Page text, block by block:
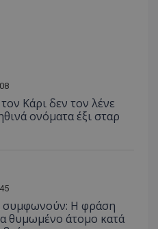
Κάρι δεν τον λένε
ονόματα έξι σταρ
συμφωνούν: Η φράση
θυμωμένο άτομο κατά